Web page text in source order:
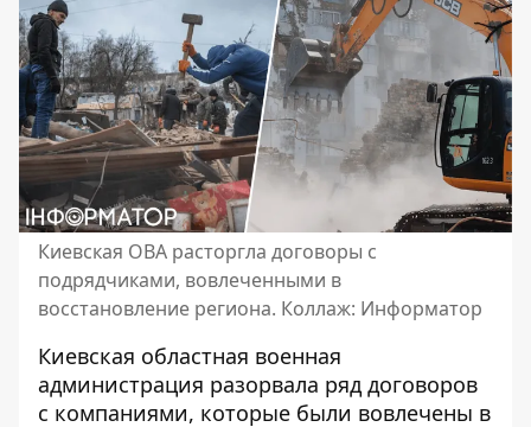
Киевская ОВА расторгла договоры с
подрядчиками, вовлеченными в
восстановление региона. Коллаж: Информатор
Киевская областная военная
администрация разорвала ряд договоров
с компаниями, которые были вовлечены в